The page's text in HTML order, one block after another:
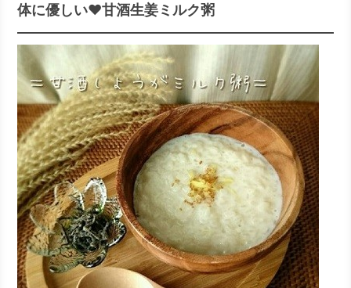
体に優しい♥甘酒生姜ミルク粥